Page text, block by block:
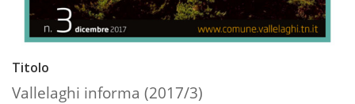
Titolo
Vallelaghi informa (2017/3)